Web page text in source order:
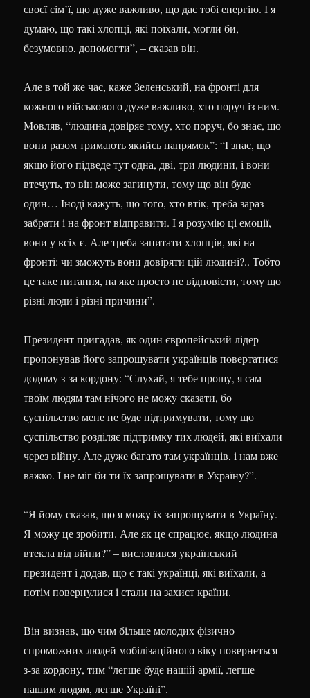
своєї сім’ї, що дуже важливо, що дає тобі енергію. І я
думаю, що такі хлопці, які поїхали, могли би,
безумовно, допомогти”, – сказав він.
Але в той же час, каже Зеленський, на фронті для
кожного військового дуже важливо, хто поруч із ним.
Мовляв, “людина довіряє тому, хто поруч, бо знає, що
вони разом тримають якийсь напрямок”: “І знає, що
якщо його підведе тут одна, дві, три людини, і вони
втечуть, то він може загинути, тому що він буде
один… Іноді кажуть, що того, хто втік, треба зараз
забрати і на фронт відправити. І я розумію ці емоції,
вони у всіх є. Але треба запитати хлопців, які на
фронті: чи зможуть вони довіряти цій людині?.. Тобто
це таке питання, на яке просто не відповісти, тому що
різні люди і різні причини”.
Президент пригадав, як один європейський лідер
пропонував його запрошувати українців повертатися
додому з-за кордону: “Слухай, я тебе прошу, я сам
твоїм людям там нічого не можу сказати, бо
суспільство мене не буде підтримувати, тому що
суспільство розділяє підтримку тих людей, які виїхали
через війну. Але дуже багато там українців, і нам вже
важко. І не міг би ти їх запрошувати в Україну?”.
“Я йому сказав, що я можу їх запрошувати в Україну.
Я можу це зробити. Але як це спрацює, якщо людина
втекла від війни?” – висловився український
президент і додав, що є такі українці, які виїхали, а
потім повернулися і стали на захист країни.
Він визнав, що чим більше молодих фізично
спроможних людей мобілізаційного віку повернеться
з-за кордону, тим “легше буде нашій армії, легше
нашим людям, легше Україні”.